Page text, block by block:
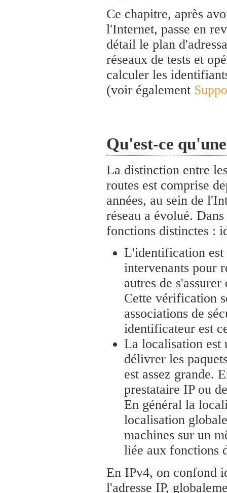
Ce chapitre, après
l'Internet, passe en
détail le plan
réseaux de tests et
calculer les
(voir également
Qu'est-ce
La distinction entre
routes est comprise
années, au sein de
réseau a évolué.
fonctions distinctes :
L'identification est
intervenants pour
autres de
Cette vérification
associations de
identificateur est
La localisation est
délivrer les
est assez grande.
prestataire IP ou
En général la
localisation
machines sur un
liée aux fonctions
En IPv4, on confond
l'adresse IP,